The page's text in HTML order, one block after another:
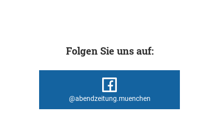
Folgen Sie uns auf:
@abendzeitung.muenchen